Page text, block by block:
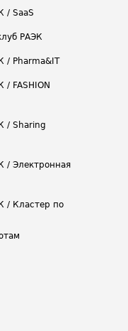
/ SaaS
РАЭК
/ Pharma&IT
/ FASHION
/ Sharing
/ Электронная
/ Кластер по